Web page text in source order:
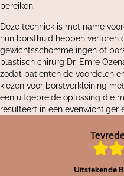
bereiken.
Deze techniek is met name
hun borsthuid hebben verloren
gewichtsschommelingen of
plastisch chirurg Dr. Emre
zodat patiënten de voordelen
kiezen voor borstverkleining
een uitgebreide oplossing die
resulteert in een evenwichtiger
Uitstekende